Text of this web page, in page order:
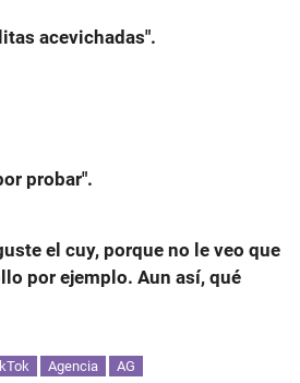
acevichadas".
probar".
el cuy, porque no le veo que
por ejemplo. Aun así, qué
Agencia AG